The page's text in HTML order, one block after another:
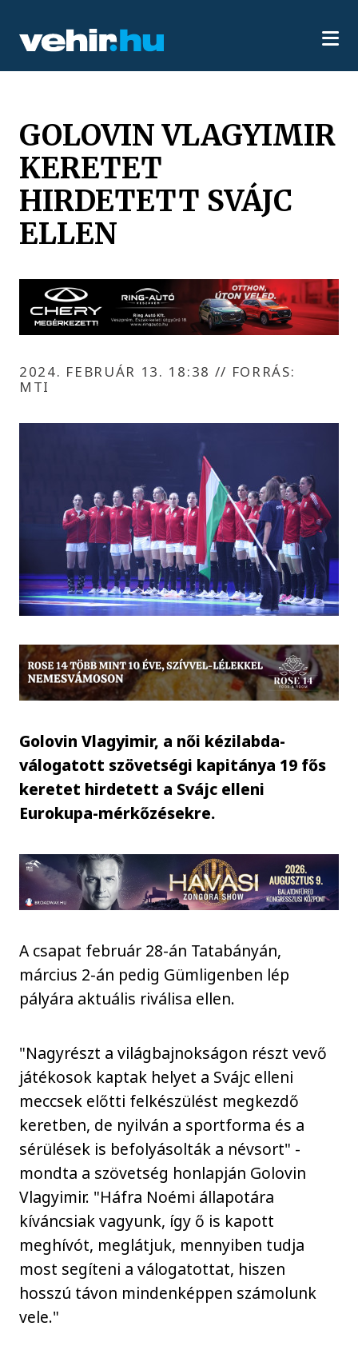
GOLOVIN VLAGYIMIR
KERETET
HIRDETETT SVÁJC
ELLEN
2024. FEBRUÁR 13. 18:38 // FORRÁS:
MTI
Golovin Vlagyimir, a női kézilabda-
válogatott szövetségi kapitánya 19 fős
keretet hirdetett a Svájc elleni
Eurokupa-mérkőzésekre.
A csapat február 28-án Tatabányán,
március 2-án pedig Gümligenben lép
pályára aktuális riválisa ellen.
"Nagyrészt a világbajnokságon részt vevő
játékosok kaptak helyet a Svájc elleni
meccsek előtti felkészülést megkezdő
keretben, de nyilván a sportforma és a
sérülések is befolyásolták a névsort" -
mondta a szövetség honlapján Golovin
Vlagyimir. "Háfra Noémi állapotára
kíváncsiak vagyunk, így ő is kapott
meghívót, meglátjuk, mennyiben tudja
most segíteni a válogatottat, hiszen
hosszú távon mindenképpen számolunk
vele."